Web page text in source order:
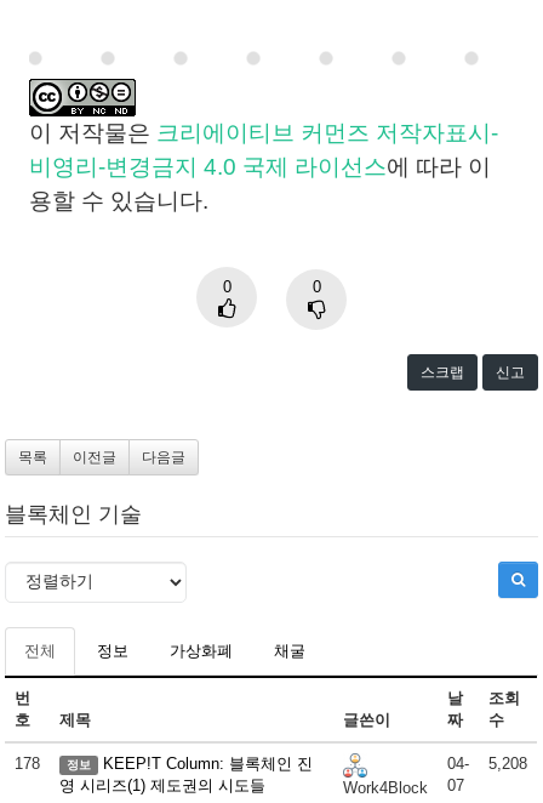
이 저작물은 크리에이티브 커먼즈 저작자표시-
비영리-변경금지 4.0 국제 라이선스에 따라 이
용할 수 있습니다.
0 0
스크랩 신고
목록 이전글 다음글
블록체인 기술
전체 정보 가상화폐 채굴
번
호
제목 글쓴이
날
짜
조회
수
178 정보
KEEP!T Column: 블록체인 진
영 시리즈(1) 제도권의 시도들
Work4Block
04-
07
5,208